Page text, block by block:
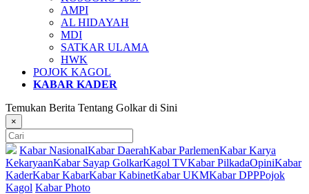
AMPI
AL HIDAYAH
MDI
SATKAR ULAMA
HWK
POJOK KAGOL
KABAR KADER
Temukan Berita Tentang Golkar di Sini
×
Kabar NasionalKabar DaerahKabar ParlemenKabar Karya
KekaryaanKabar Sayap GolkarKagol TVKabar PilkadaOpiniKabar
KaderKabar KabarKabar KabinetKabar UKMKabar DPPPojok
Kagol Kabar Photo